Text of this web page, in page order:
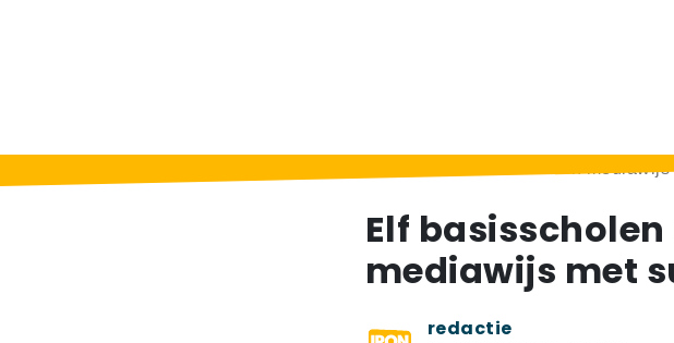
Elf basisscholen maken kinderen
Elf
mediawijs met
redactie